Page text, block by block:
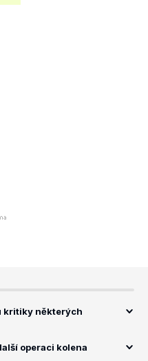
kritiky některých
operaci kolena